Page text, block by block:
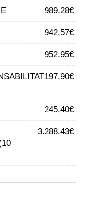
989,28€
942,57€
952,95€
197,90€
245,40€
3.288,43€